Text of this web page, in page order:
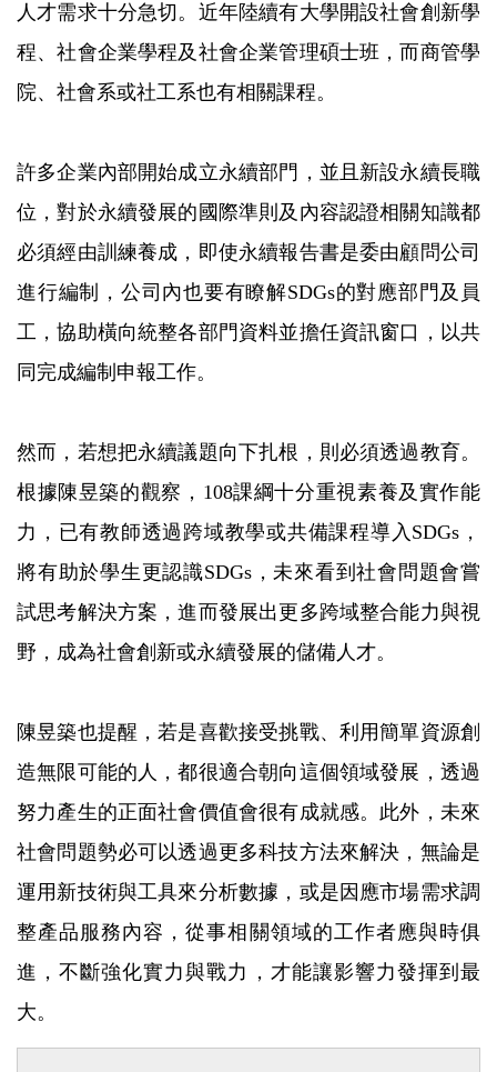
人才需求十分急切。近年陸續有大學開設社會創新學
程、社會企業學程及社會企業管理碩士班，而商管學
院、社會系或社工系也有相關課程。
許多企業內部開始成立永續部門，並且新設永續長職
位，對於永續發展的國際準則及內容認證相關知識都
必須經由訓練養成，即使永續報告書是委由顧問公司
進行編制，公司內也要有瞭解SDGs的對應部門及員
工，協助橫向統整各部門資料並擔任資訊窗口，以共
同完成編制申報工作。
然而，若想把永續議題向下扎根，則必須透過教育。
根據陳昱築的觀察，108課綱十分重視素養及實作能
力，已有教師透過跨域教學或共備課程導入SDGs，
將有助於學生更認識SDGs，未來看到社會問題會嘗
試思考解決方案，進而發展出更多跨域整合能力與視
野，成為社會創新或永續發展的儲備人才。
陳昱築也提醒，若是喜歡接受挑戰、利用簡單資源創
造無限可能的人，都很適合朝向這個領域發展，透過
努力產生的正面社會價值會很有成就感。此外，未來
社會問題勢必可以透過更多科技方法來解決，無論是
運用新技術與工具來分析數據，或是因應市場需求調
整產品服務內容，從事相關領域的工作者應與時俱
進，不斷強化實力與戰力，才能讓影響力發揮到最
大。